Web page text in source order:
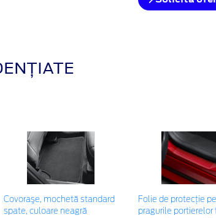
Covoraşe, mochetă standard
spate, culoare neagră
Folie de protecție
pragurile portierelor